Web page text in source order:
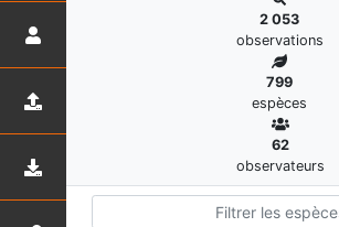
2 053
observations
799
espèces
62
observateurs